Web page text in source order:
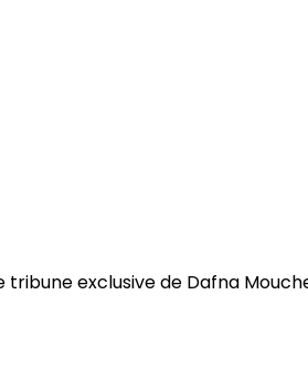
tribune exclusive de Dafna